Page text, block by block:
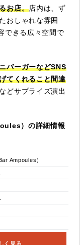
お店。店内は、ず
おしゃれな雰囲
できる広々空間で
バーガーなどSNS
てくれること間違
どサプライズ演出
）の詳細情報
Ampoules）
く見る